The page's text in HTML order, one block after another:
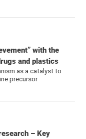
with the
and plastics
as a catalyst to
precursor
– Key